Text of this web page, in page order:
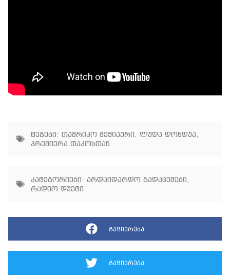
ტეგები: თამრიკო მეჭიაური, ლუდა დონდუა,
პრემიერა თაკოსთან
კატეგორიები: არდაიდარდო გადაცემები,
რადიო დუეტი
გაზიარება
გაზიარება